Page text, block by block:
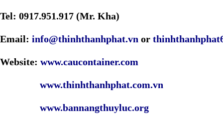
Tel: 0917.951.917 (Mr. Kha)
Email: info@thinhthanhphat.vn or
Website: www.caucontainer.com
www.thinhthanhphat.com.vn
www.bannangthuyluc.org